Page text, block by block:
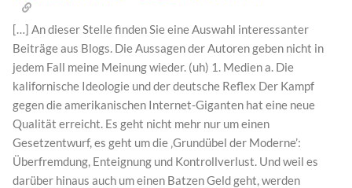
[…] An dieser Stelle finden Sie eine Auswahl interessanter
Beiträge aus Blogs. Die Aussagen der Autoren geben nicht in
jedem Fall meine Meinung wieder. (uh) 1. Medien a. Die
kalifornische Ideologie und der deutsche Reflex Der Kampf
gegen die amerikanischen Internet-Giganten hat eine neue
Qualität erreicht. Es geht nicht mehr nur um einen
Gesetzentwurf, es geht um die ‚Grundübel der Moderne’:
Überfremdung, Enteignung und Kontrollverlust. Und weil es
darüber hinaus auch um einen Batzen Geld geht, werden